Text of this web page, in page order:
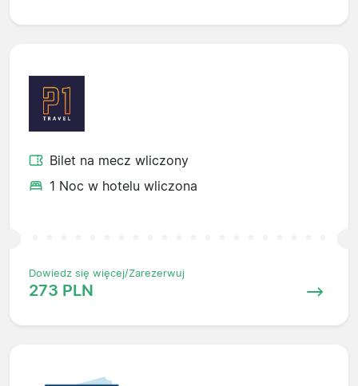
Bilet na mecz wliczony
1 Noc w hotelu wliczona
Dowiedz się więcej/Zarezerwuj
273 PLN